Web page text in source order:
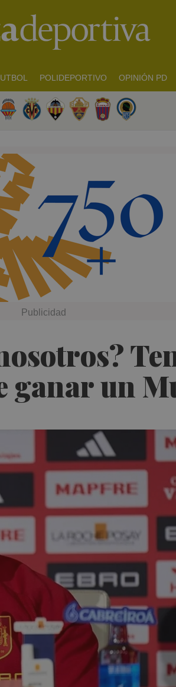
POLIDEPORTIVO OPINIÓN PD
ganar un